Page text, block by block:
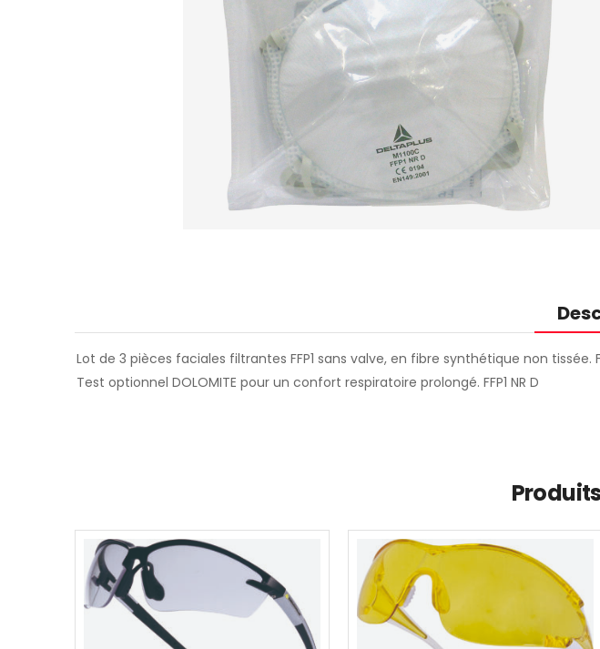
Lot de 3 pièces faciales filtrantes FFP1 sans valve, en fibre synthétique non
Test optionnel DOLOMITE pour un confort respiratoire prolongé. FFP1 NR D